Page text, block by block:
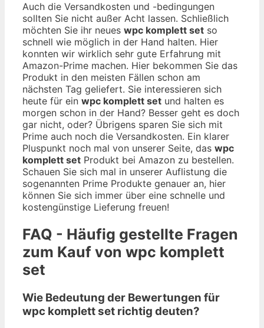
Auch die Versandkosten und -bedingungen
sollten Sie nicht außer Acht lassen. Schließlich
möchten Sie ihr neues wpc komplett set so
schnell wie möglich in der Hand halten. Hier
konnten wir wirklich sehr gute Erfahrung mit
Amazon-Prime machen. Hier bekommen Sie das
Produkt in den meisten Fällen schon am
nächsten Tag geliefert. Sie interessieren sich
heute für ein wpc komplett set und halten es
morgen schon in der Hand? Besser geht es doch
gar nicht, oder? Übrigens sparen Sie sich mit
Prime auch noch die Versandkosten. Ein klarer
Pluspunkt noch mal von unserer Seite, das wpc
komplett set Produkt bei Amazon zu bestellen.
Schauen Sie sich mal in unserer Auflistung die
sogenannten Prime Produkte genauer an, hier
können Sie sich immer über eine schnelle und
kostengünstige Lieferung freuen!
FAQ - Häufig gestellte Fragen
zum Kauf von wpc komplett
set
Wie Bedeutung der Bewertungen für
wpc komplett set richtig deuten?